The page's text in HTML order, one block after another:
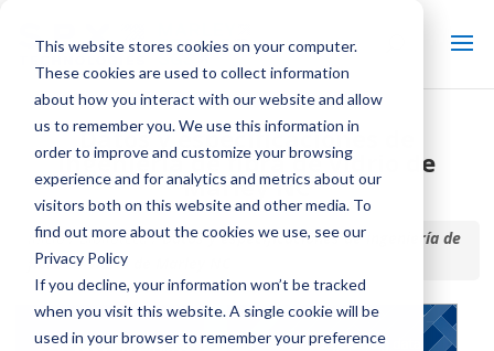
This website stores cookies on your computer.
These cookies are used to collect information
about how you interact with our website and allow
us to remember you. We use this information in
order to improve and customize your browsing
experience and for analytics and metrics about our
visitors both on this website and other media. To
find out more about the cookies we use, see our
Privacy Policy
If you decline, your information won’t be tracked
when you visit this website. A single cookie will be
used in your browser to remember your preference
Datos y especificaciones de
ingeniería de fibra de vidrio de
Marley NC
Inicio / Biblioteca /Datos y especificaciones de ingeniería de
fibra de vidrio de Marley NC